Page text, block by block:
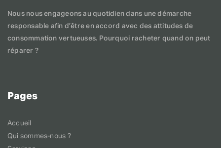
Nous nous engageons au quotidien dans une démarche
responsable afin d’être en accord avec des attitudes de
consommation vertueuses. Pourquoi racheter quand on peut
réparer ?
Pages
Accueil
Qui sommes-nous ?